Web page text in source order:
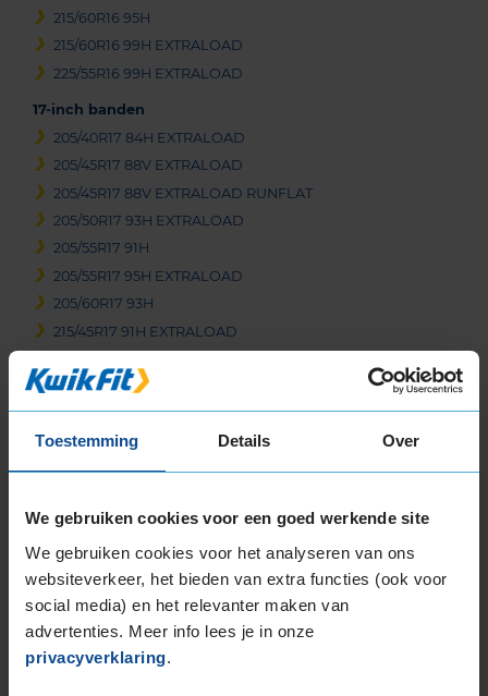
Toestemming Details Over
We gebruiken cookies voor een goed werkende site
We gebruiken cookies voor het analyseren van ons
websiteverkeer, het bieden van extra functies (ook voor
social media) en het relevanter maken van
advertenties. Meer info lees je in onze
privacyverklaring.
215/60R16 95H
215/60R16 99H EXTRALOAD
225/55R16 99H EXTRALOAD
17-inch banden
205/40R17 84H EXTRALOAD
205/45R17 88V EXTRALOAD
205/45R17 88V EXTRALOAD RUNFLAT
205/50R17 93H EXTRALOAD
205/55R17 91H
205/55R17 95H EXTRALOAD
205/60R17 93H
215/45R17 91H EXTRALOAD
215/55R17 94H
215/55R17 98V EXTRALOAD
215/65R17 99H
225/45R17 91H
225/45R17 94H EXTRALOAD
225/45R17 94V EXTRALOAD
225/50R17 94H
225/50R17 94H RUNFLAT
225/50R17 98H EXTRALOAD
225/50R17 98H EXTRALOAD